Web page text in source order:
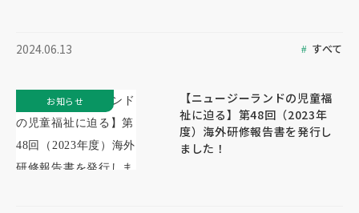
2024.06.13 すべて
【ニュージーランドの児童福
祉に迫る】第48回（2023年
度）海外研修報告書を発行し
ました！
お知らせ